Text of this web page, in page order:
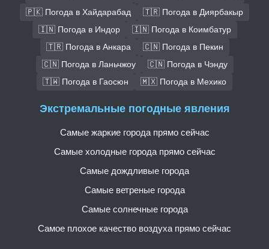
🇵🇰 Погода в Хайдарабад
🇹🇷 Погода в Диярбакыр
🇮🇳 Погода в Индор
🇮🇳 Погода в Коимбатур
🇹🇷 Погода в Анкара
🇨🇳 Погода в Пекин
🇨🇳 Погода в Ланьчжоу
🇨🇳 Погода в Чэнду
🇹🇼 Погода в Гаосюн
🇲🇽 Погода в Мехико
Экстремальные погодные явления
Самые жаркие города прямо сейчас
Самые холодные города прямо сейчас
Самые дождливые города
Самые ветреные города
Самые солнечные города
Самое плохое качество воздуха прямо сейчас